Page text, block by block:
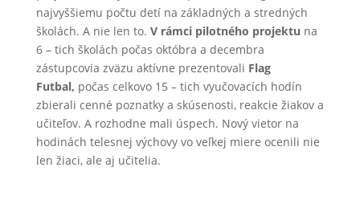
najvyššiemu počtu detí na základných a stredných
školách. A nie len to. V rámci pilotného projektu na
6 – tich školách počas októbra a decembra
zástupcovia zväzu aktívne prezentovali Flag
Futbal, počas celkovo 15 – tich vyučovacích hodín
zbierali cenné poznatky a skúsenosti, reakcie žiakov a
učiteľov. A rozhodne mali úspech. Nový vietor na
hodinách telesnej výchovy vo veľkej miere ocenili nie
len žiaci, ale aj učitelia.